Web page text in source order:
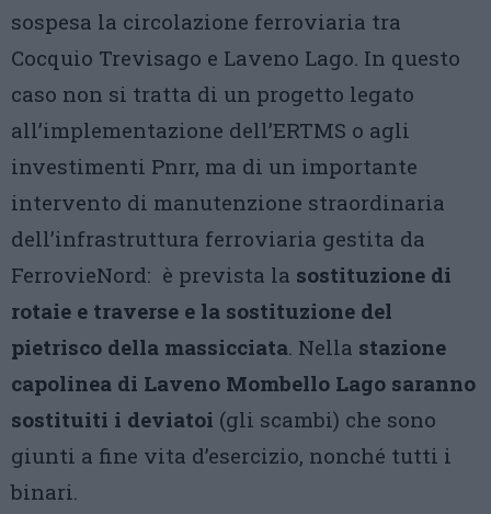
sospesa la circolazione ferroviaria tra
Cocquio Trevisago e Laveno Lago. In questo
caso non si tratta di un progetto legato
all’implementazione dell’ERTMS o agli
investimenti Pnrr, ma di un importante
intervento di manutenzione straordinaria
dell’infrastruttura ferroviaria gestita da
FerrovieNord: è prevista la sostituzione di
rotaie e traverse e la sostituzione del
pietrisco della massicciata. Nella stazione
capolinea di Laveno Mombello Lago saranno
sostituiti i deviatoi (gli scambi) che sono
giunti a fine vita d’esercizio, nonché tutti i
binari.